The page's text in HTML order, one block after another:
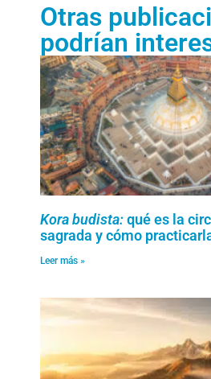
Otras
podrían
Kora budista:qué es la
sagrada y cómo
Leer más »